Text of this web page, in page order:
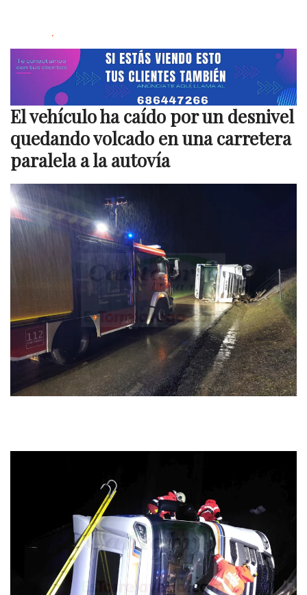
.
El vehículo ha caído por un desnivel
quedando volcado en una carretera
paralela a la autovía